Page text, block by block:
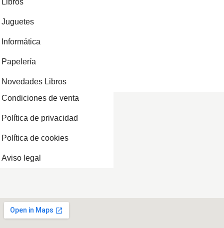
Juguetes
Informática
Papelería
Novedades Libros
Condiciones de venta
Política de privacidad
Política de cookies
Aviso legal